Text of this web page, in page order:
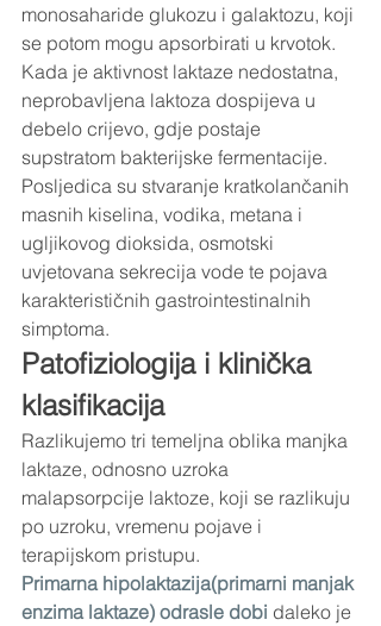
monosaharide glukozu i galaktozu, koji
se potom mogu apsorbirati u krvotok.
Kada je aktivnost laktaze nedostatna,
neprobavljena laktoza dospijeva u
debelo crijevo, gdje postaje
supstratom bakterijske fermentacije.
Posljedica su stvaranje kratkolančanih
masnih kiselina, vodika, metana i
ugljikovog dioksida, osmotski
uvjetovana sekrecija vode te pojava
karakterističnih gastrointestinalnih
simptoma.
Patofiziologija i klinička
klasifikacija
Razlikujemo tri temeljna oblika manjka
laktaze, odnosno uzroka
malapsorpcije laktoze, koji se razlikuju
po uzroku, vremenu pojave i
terapijskom pristupu.
Primarna hipolaktazija(primarni manjak
enzima laktaze) odrasle dobi daleko je